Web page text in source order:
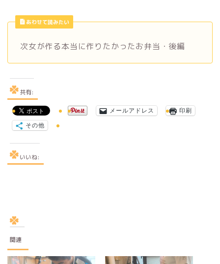
あわせて読みたい
次女が作る本当に作りたかったお弁当・後編
共有:
メールアドレス
印刷
その他
いいね:
関連